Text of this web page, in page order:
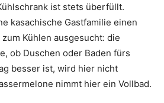
ist stets überfüllt.
kasachische Gastfamilie einen
Kühlen ausgesucht: die
ob Duschen oder Baden fürs
besser ist, wird hier nicht
nimmt hier ein Vollbad.